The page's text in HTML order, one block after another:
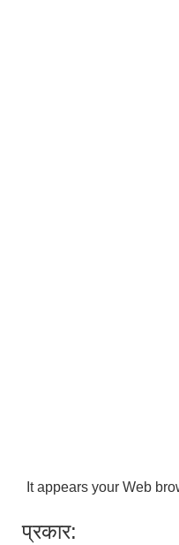
It appears your Web
प्रकार: